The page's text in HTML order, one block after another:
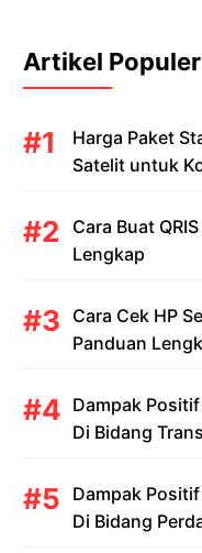
Artikel Populer
Harga Paket
Satelit untuk
Cara Buat
Lengkap
Cara Cek HP
Panduan
Dampak
Di Bidang
Dampak
Di Bidang